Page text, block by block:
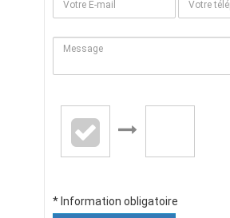
* Information obligatoire